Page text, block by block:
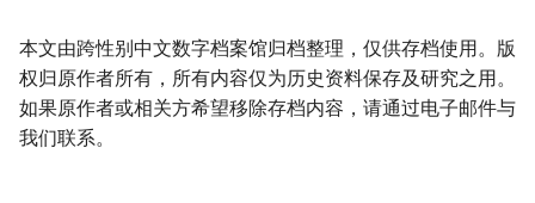
本文由跨性别中文数字档案馆归档整理，仅供存档使用。版
权归原作者所有，所有内容仅为历史资料保存及研究之用。
如果原作者或相关方希望移除存档内容，请通过电子邮件与
我们联系。